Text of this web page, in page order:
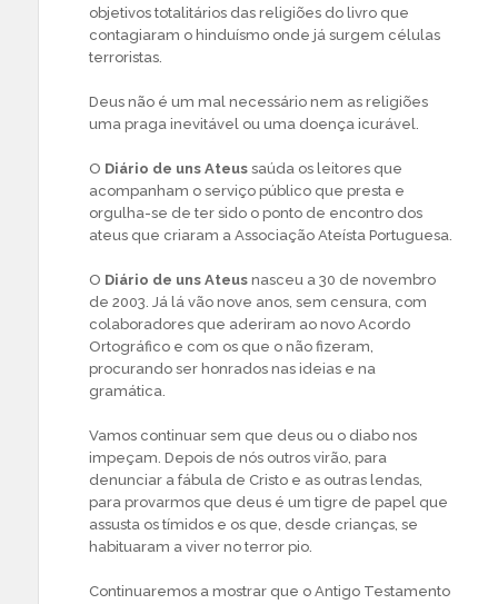
objetivos totalitários das religiões do livro que
contagiaram o hinduísmo onde já surgem células
terroristas.
Deus não é um mal necessário nem as religiões
uma praga inevitável ou uma doença icurável.
O Diário de uns Ateus saúda os leitores que
acompanham o serviço público que presta e
orgulha-se de ter sido o ponto de encontro dos
ateus que criaram a Associação Ateísta Portuguesa.
O Diário de uns Ateus nasceu a 30 de novembro
de 2003. Já lá vão nove anos, sem censura, com
colaboradores que aderiram ao novo Acordo
Ortográfico e com os que o não fizeram,
procurando ser honrados nas ideias e na
gramática.
Vamos continuar sem que deus ou o diabo nos
impeçam. Depois de nós outros virão, para
denunciar a fábula de Cristo e as outras lendas,
para provarmos que deus é um tigre de papel que
assusta os tímidos e os que, desde crianças, se
habituaram a viver no terror pio.
Continuaremos a mostrar que o Antigo Testamento